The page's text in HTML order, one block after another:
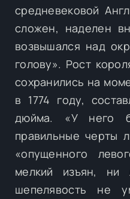
средневековой
сложен, наделен
возвышался над
голову». Рост
сохранились на
в 1774 году,
дюйма. «У него
правильные черты
«опущенного
мелкий изъян, ни
шепелявость не